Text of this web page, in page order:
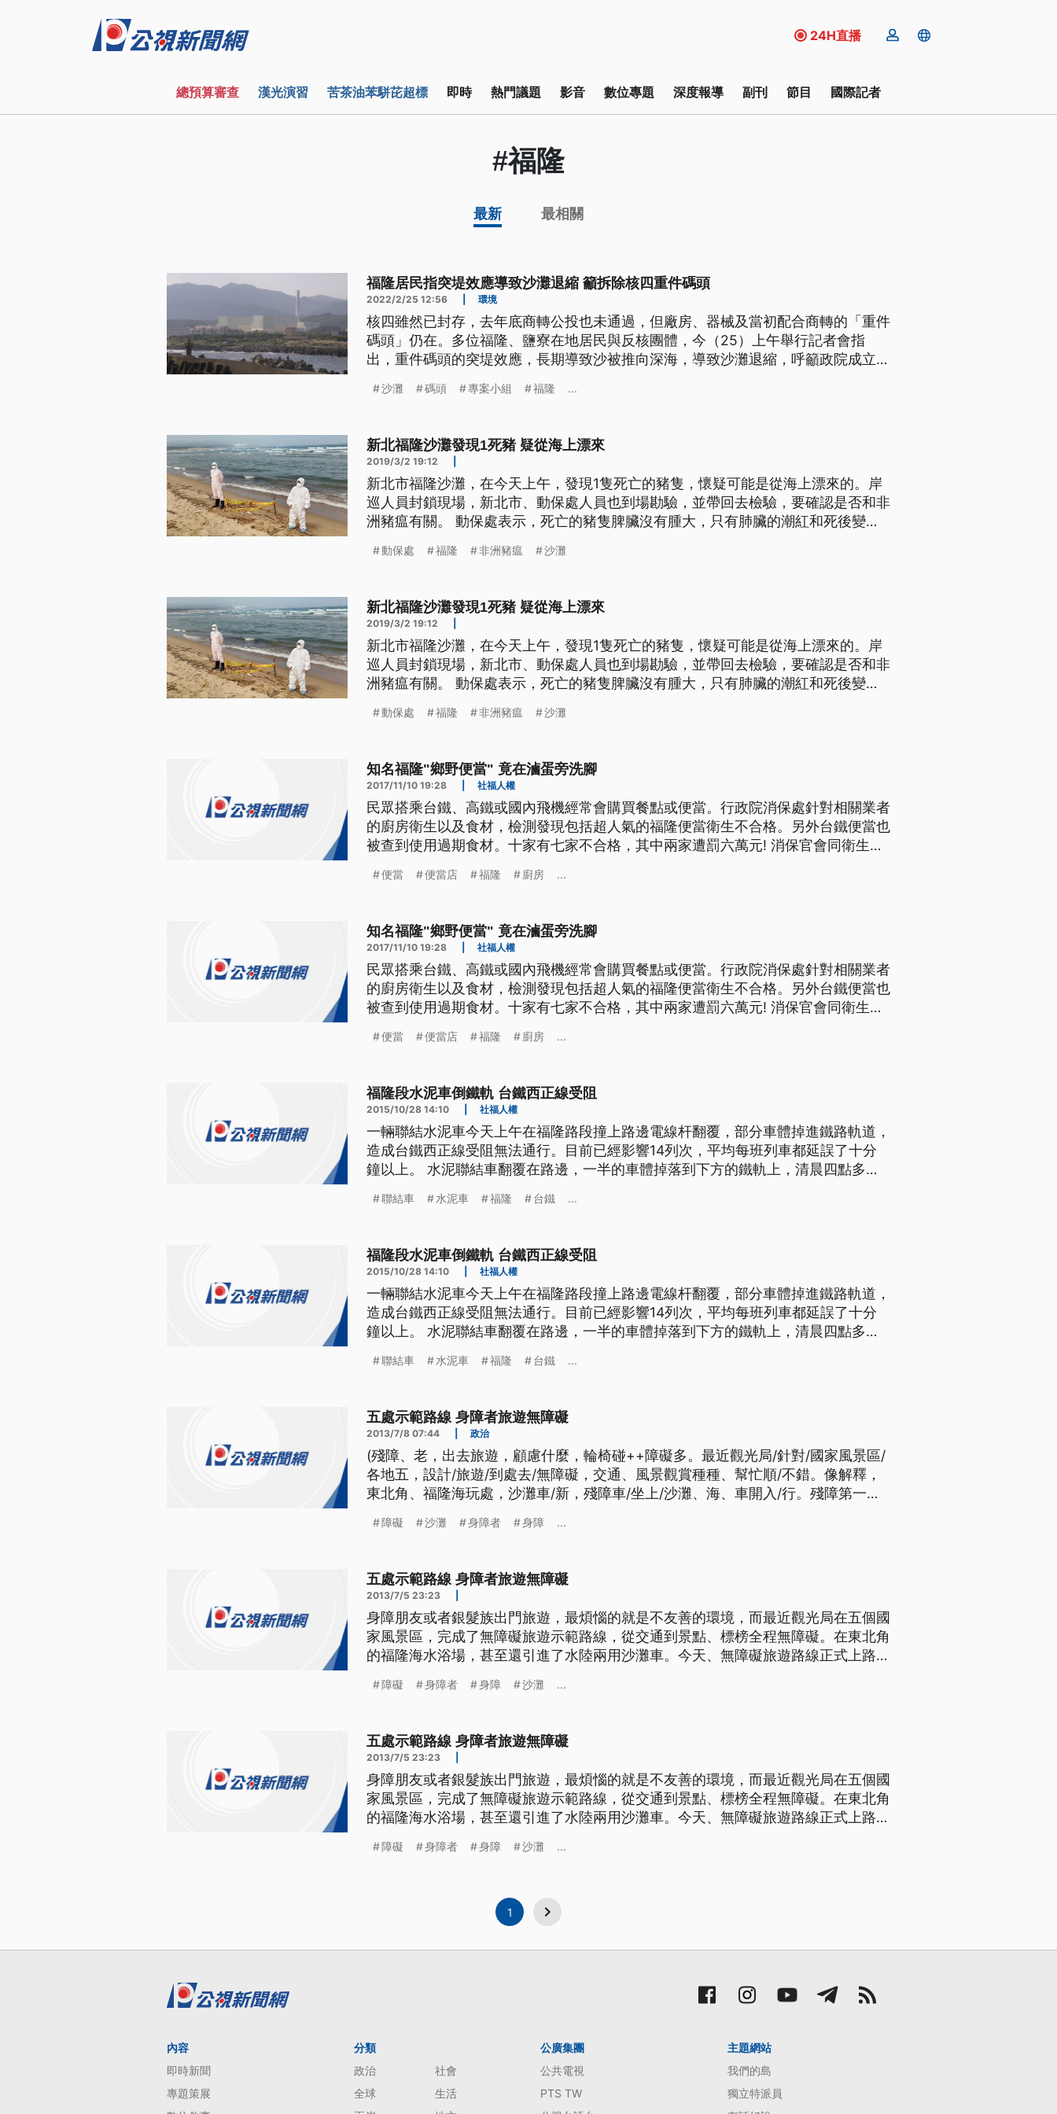
24H直播
總預算審查 漢光演習 苦茶油苯駢芘超標 即時 熱門議題 影音 數位專題 深度報導 副刊 節目 國際記者
#福隆
最新 最相關
福隆居民指突堤效應導致沙灘退縮 籲拆除核四重件碼頭
2022/2/25 12:56 環境
核四雖然已封存，去年底商轉公投也未通過，但廠房、器械及當初配合商轉的「重件
碼頭」仍在。多位福隆、鹽寮在地居民與反核團體，今（25）上午舉行記者會指
出，重件碼頭的突堤效應，長期導致沙被推向深海，導致沙灘退縮，呼籲政院成立專
沙灘 碼頭 專案小組 福隆 ...
新北福隆沙灘發現1死豬 疑從海上漂來
2019/3/2 19:12
新北市福隆沙灘，在今天上午，發現1隻死亡的豬隻，懷疑可能是從海上漂來的。岸
巡人員封鎖現場，新北市、動保處人員也到場勘驗，並帶回去檢驗，要確認是否和非
洲豬瘟有關。 動保處表示，死亡的豬隻脾臟沒有腫大，只有肺臟的潮紅和死後變
洲豬瘟的發病相關症狀，目前已經採樣、送驗，預計明天下午報告就會出來。
動保處 福隆 非洲豬瘟 沙灘
新北福隆沙灘發現1死豬 疑從海上漂來
2019/3/2 19:12
新北市福隆沙灘，在今天上午，發現1隻死亡的豬隻，懷疑可能是從海上漂來的。岸
巡人員封鎖現場，新北市、動保處人員也到場勘驗，並帶回去檢驗，要確認是否和非
洲豬瘟有關。 動保處表示，死亡的豬隻脾臟沒有腫大，只有肺臟的潮紅和死後變
洲豬瘟的發病相關症狀，目前已經採樣、送驗，預計明天下午報告就會出來。
動保處 福隆 非洲豬瘟 沙灘
知名福隆"鄉野便當" 竟在滷蛋旁洗腳
2017/11/10 19:28 社福人權
民眾搭乘台鐵、高鐵或國內飛機經常會購買餐點或便當。行政院消保處針對相關業者
的廚房衛生以及食材，檢測發現包括超人氣的福隆便當衛生不合格。另外台鐵便當也
被查到使用過期食材。十家有七家不合格，其中兩家遭罰六萬元! 消保官會同衛生
地上，業者先用冷水沖涼水煮蛋，最後還拿水在旁邊沖腳，行政院消保處在七月份稽
便當 便當店 福隆 廚房 ...
知名福隆"鄉野便當" 竟在滷蛋旁洗腳
2017/11/10 19:28 社福人權
民眾搭乘台鐵、高鐵或國內飛機經常會購買餐點或便當。行政院消保處針對相關業者
的廚房衛生以及食材，檢測發現包括超人氣的福隆便當衛生不合格。另外台鐵便當也
被查到使用過期食材。十家有七家不合格，其中兩家遭罰六萬元! 消保官會同衛生
地上，業者先用冷水沖涼水煮蛋，最後還拿水在旁邊沖腳，行政院消保處在七月份稽
便當 便當店 福隆 廚房 ...
福隆段水泥車倒鐵軌 台鐵西正線受阻
2015/10/28 14:10 社福人權
一輛聯結水泥車今天上午在福隆路段撞上路邊電線杆翻覆，部分車體掉進鐵路軌道，
造成台鐵西正線受阻無法通行。目前已經影響14列次，平均每班列車都延誤了十分
鐘以上。 水泥聯結車翻覆在路邊，一半的車體掉落到下方的鐵軌上，清晨四點多，
落台鐵的電車線，號誌燈也被撞壞。 ==居民== 差不多四點五十五分 （聽到什麼）
聯結車 水泥車 福隆 台鐵 ...
福隆段水泥車倒鐵軌 台鐵西正線受阻
2015/10/28 14:10 社福人權
一輛聯結水泥車今天上午在福隆路段撞上路邊電線杆翻覆，部分車體掉進鐵路軌道，
造成台鐵西正線受阻無法通行。目前已經影響14列次，平均每班列車都延誤了十分
鐘以上。 水泥聯結車翻覆在路邊，一半的車體掉落到下方的鐵軌上，清晨四點多，
落台鐵的電車線，號誌燈也被撞壞。 ==居民== 差不多四點五十五分 （聽到什麼）
聯結車 水泥車 福隆 台鐵 ...
五處示範路線 身障者旅遊無障礙
2013/7/8 07:44 政治
(殘障、老，出去旅遊，顧慮什麼，輪椅碰++障礙多。最近觀光局/針對/國家風景區/
各地五，設計/旅遊/到處去/無障礙，交通、風景觀賞種種、幫忙順/不錯。像解釋，
東北角、福隆海玩處，沙灘車/新，殘障車/坐上/沙灘、海、車開入/行。殘障第一次
善的環境，而最近觀光局在五個國家風景區，完成了無障礙旅遊示範路線，從交通到
障礙 沙灘 身障者 身障 ...
五處示範路線 身障者旅遊無障礙
2013/7/5 23:23
身障朋友或者銀髮族出門旅遊，最煩惱的就是不友善的環境，而最近觀光局在五個國
家風景區，完成了無障礙旅遊示範路線，從交通到景點、標榜全程無障礙。在東北角
的福隆海水浴場，甚至還引進了水陸兩用沙灘車。今天、無障礙旅遊路線正式上路,
黃欣儀，終於也可以碰到海水，靠的就是這台水陸兩用沙灘車，身障人士坐上它，前
障礙 身障者 身障 沙灘 ...
五處示範路線 身障者旅遊無障礙
2013/7/5 23:23
身障朋友或者銀髮族出門旅遊，最煩惱的就是不友善的環境，而最近觀光局在五個國
家風景區，完成了無障礙旅遊示範路線，從交通到景點、標榜全程無障礙。在東北角
的福隆海水浴場，甚至還引進了水陸兩用沙灘車。今天、無障礙旅遊路線正式上路,
黃欣儀，終於也可以碰到海水，靠的就是這台水陸兩用沙灘車，身障人士坐上它，前
障礙 身障者 身障 沙灘 ...
1
內容
即時新聞
專題策展
分類
政治
社會
全球
生活
公廣集團
公共電視
PTS TW
主題網站
我們的島
獨立特派員